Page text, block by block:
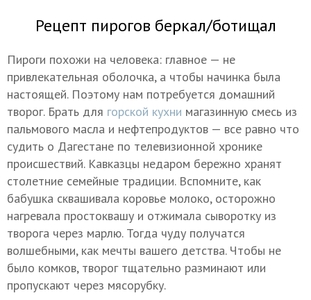
Рецепт пирогов беркал/ботищал
Пироги похожи на человека: главное — не
привлекательная оболочка, а чтобы начинка была
настоящей. Поэтому нам потребуется домашний
творог. Брать для горской кухни магазинную смесь из
пальмового масла и нефтепродуктов — все равно что
судить о Дагестане по телевизионной хронике
происшествий. Кавказцы недаром бережно хранят
столетние семейные традиции. Вспомните, как
бабушка сквашивала коровье молоко, осторожно
нагревала простоквашу и отжимала сыворотку из
творога через марлю. Тогда чуду получатся
волшебными, как мечты вашего детства. Чтобы не
было комков, творог тщательно разминают или
пропускают через мясорубку.